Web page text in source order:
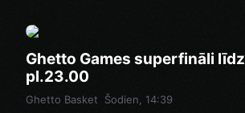
Ghetto Games superfināli līdz
pl.23.00
Ghetto Basket Šodien, 14:39